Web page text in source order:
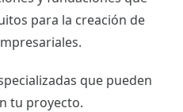
para la creación de
que pueden
tu proyecto.